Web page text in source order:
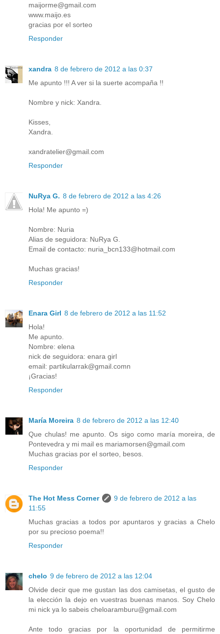
maijorme@gmail.com
www.maijo.es
gracias por el sorteo
Responder
xandra 8 de febrero de 2012 a las 0:37
Me apunto !!! A ver si la suerte acompaña !!
Nombre y nick: Xandra.
Kisses,
Xandra.
xandratelier@gmail.com
Responder
NuRya G. 8 de febrero de 2012 a las 4:26
Hola! Me apunto =)
Nombre: Nuria
Alias de seguidora: NuRya G.
Email de contacto: nuria_bcn133@hotmail.com
Muchas gracias!
Responder
Enara Girl 8 de febrero de 2012 a las 11:52
Hola!
Me apunto.
Nombre: elena
nick de seguidora: enara girl
email: partikularrak@gmail.comn
¡Gracias!
Responder
María Moreira 8 de febrero de 2012 a las 12:40
Que chulas! me apunto. Os sigo como maría moreira, de
Pontevedra y mi mail es mariamorsen@gmail.com
Muchas gracias por el sorteo, besos.
Responder
The Hot Mess Corner
9 de febrero de 2012 a las
11:55
Muchas gracias a todos por apuntaros y gracias a Chelo
por su precioso poema!!
Responder
chelo 9 de febrero de 2012 a las 12:04
Olvide decir que me gustan las dos camisetas, el gusto de
la elección la dejo en vuestras buenas manos. Soy Chelo
mi nick ya lo sabeis cheloaramburu@gmail.com
Ante todo gracias por la oportunidad de permitirme